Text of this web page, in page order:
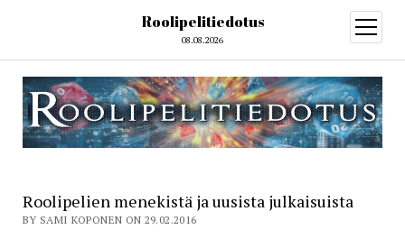
Roolipelitiedotus
08.08.2026
open
menu
Roolipelien menekistä ja uusista julkaisuista
BY SAMI KOPONEN ON 29.02.2016